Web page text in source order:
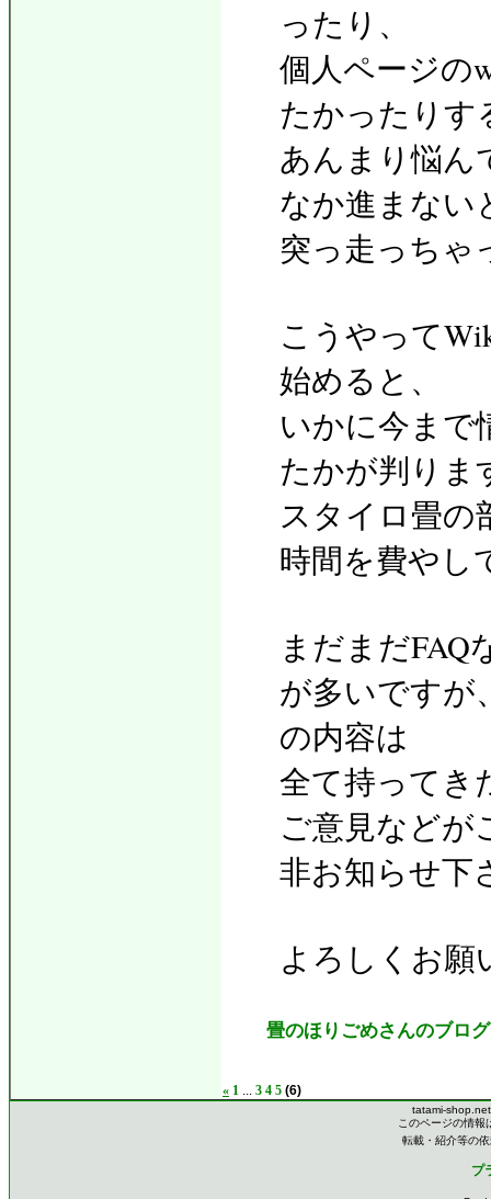
ったり、
個人ページの
たかったりす
あんまり悩ん
なか進まない
突っ走っち
こうやって
始めると、
いかに今まで
たかが判りま
スタイロ畳の
時間を費や
まだまだFAQ
が多いですが
の内容は
全て持ってき
ご意見などが
非お知らせ下
よろしくお願
畳のほりごめさんのブロ
« 1 ... 3 4 5 (6)
tatami-
このページの情報
転載・紹介等の
プ